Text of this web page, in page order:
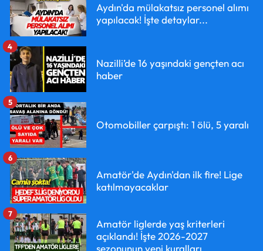
Aydın'da mülakatsız personel alımı
yapılacak! İşte detaylar...
Nazilli’de 16 yaşındaki gençten acı
haber
4
Otomobiller çarpıştı: 1 ölü, 5 yaralı
5
Amatör'de Aydın'dan ilk fire! Lige
katılmayacaklar
6
Amatör liglerde yaş kriterleri
açıklandı! İşte 2026-2027
sezonunun yeni kuralları
7